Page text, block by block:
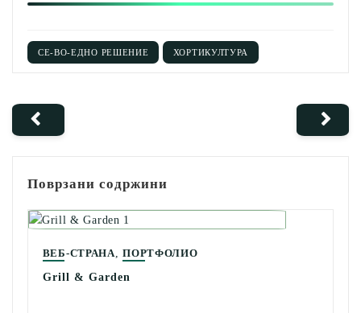
СЕ-ВО-ЕДНО РЕШЕНИЕ ХОРТИКУЛТУРА
Поврзани содржини
ВЕБ-СТРАНА ,ПОРТФОЛИО
Grill & Garden